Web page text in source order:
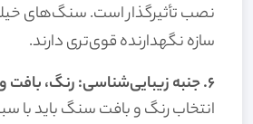
نصب تأثیرگذار است. سنگ‌های
سازه نگهدارنده قوی‌تری دارند.
۶. جنبه زیبایی‌شناسی: رنگ، بافت و رگه
انتخاب رنگ و بافت سنگ باید با